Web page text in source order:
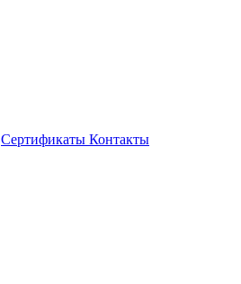
Сертификаты Контакты